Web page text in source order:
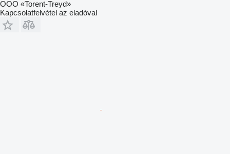
OOO «Torent-Treyd»
Kapcsolatfelvétel az eladóval